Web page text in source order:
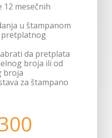
12 mesečnih
u štampanom
da pretplata
broja ili od
broja
za štampano